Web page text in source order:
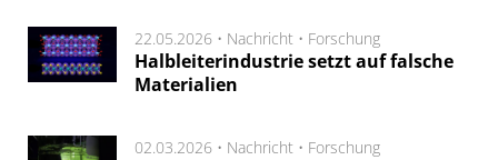
22.05.2026 • Nachricht • Forschung
Halbleiterindustrie setzt auf falsche
Materialien
02.03.2026 • Nachricht • Forschung